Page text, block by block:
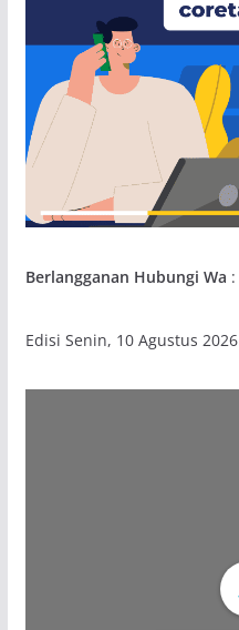
Berlangganan Hubungi Wa :
Edisi Senin, 10 Agustus 2026